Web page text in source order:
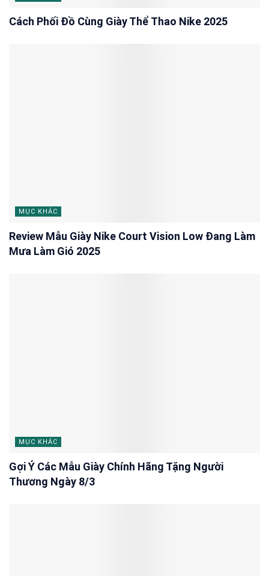
Cách Phối Đồ Cùng Giày Thể Thao Nike 2025
MỤC KHÁC
Review Mẫu Giày Nike Court Vision Low Đang Làm
Mưa Làm Gió 2025
MỤC KHÁC
Gợi Ý Các Mẫu Giày Chính Hãng Tặng Người
Thương Ngày 8/3